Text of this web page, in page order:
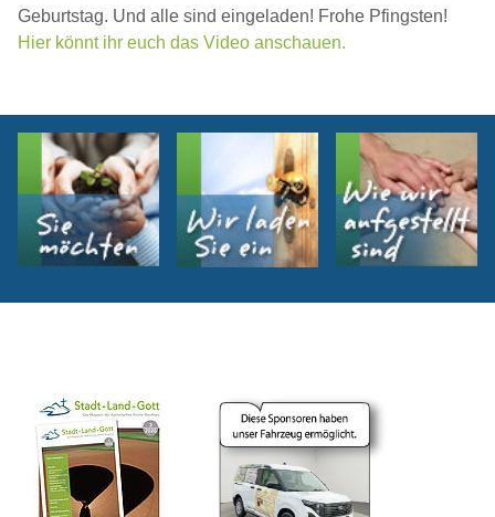
Geburtstag. Und alle sind eingeladen! Frohe Pfingsten!
Hier könnt ihr euch das Video anschauen.